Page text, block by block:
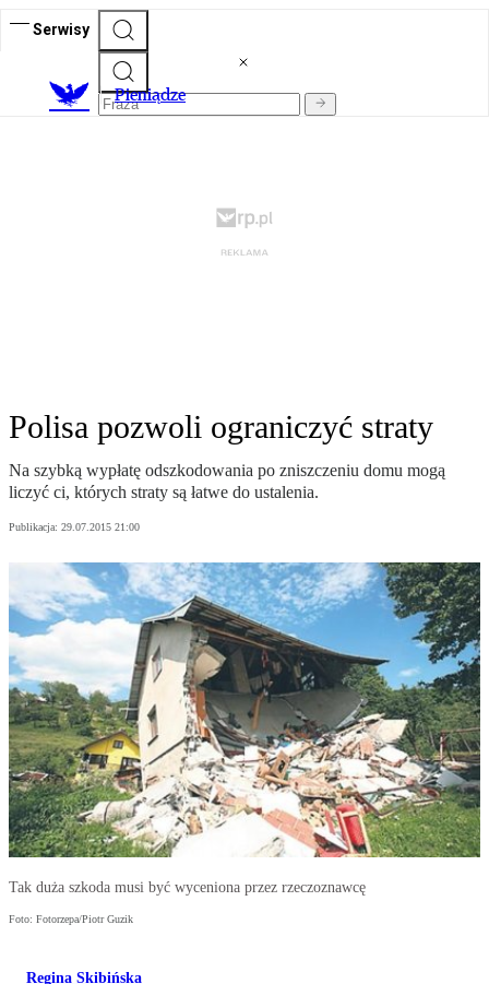
Serwisy
Pieniądze
Polisa pozwoli ograniczyć straty
Na szybką wypłatę odszkodowania po zniszczeniu domu mogą
liczyć ci, których straty są łatwe do ustalenia.
Publikacja: 29.07.2015 21:00
Tak duża szkoda musi być wyceniona przez rzeczoznawcę
Foto: Fotorzepa/Piotr Guzik
Regina Skibińska